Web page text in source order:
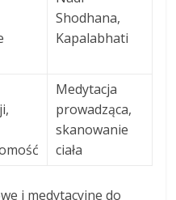
Shodhana,
Kapalabhati
Medytacja
prowadząca,
skanowanie
ciała
i medytacyjne do